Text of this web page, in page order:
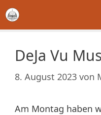
Zum
Inhalt
springen
DeJa Vu
8. August 2023 von
Am Montag haben